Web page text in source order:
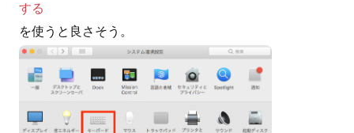
する
を使うと良さそう。